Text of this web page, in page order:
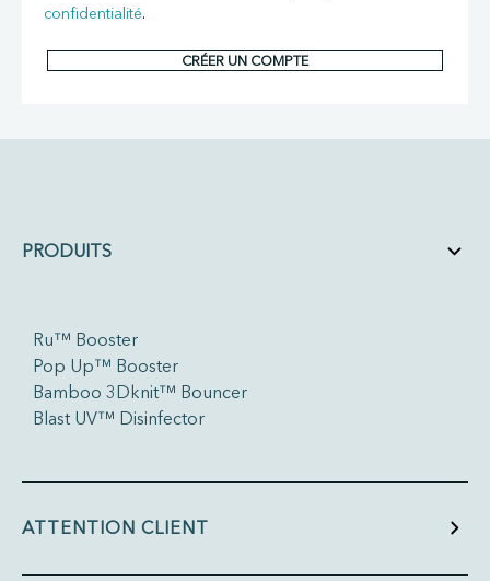
confidentialité.
CRÉER UN COMPTE
PRODUITS
Ru™ Booster
Pop Up™ Booster
Bamboo 3Dknit™ Bouncer
Blast UV™ Disinfector
ATTENTION CLIENT